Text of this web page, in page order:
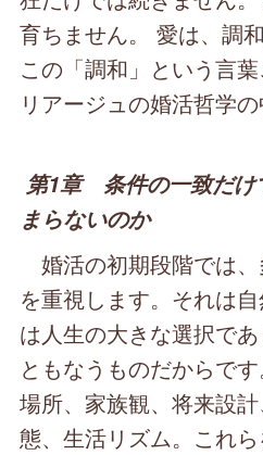
育ちません。 愛は、調
この「調和」という言
リアージュの婚活哲学の
第1章 条件の一致だけ
まらないのか
婚活の初期段階では、
を重視します。それは
は人生の大きな選択で
ともなうものだからで
場所、家族観、将来設
態、生活リズム。これ